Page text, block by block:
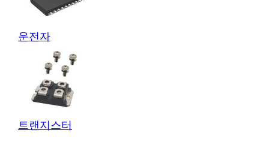
운전자
트랜지스터